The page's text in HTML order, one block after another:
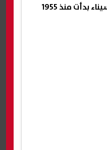
بدأت منذ 1955